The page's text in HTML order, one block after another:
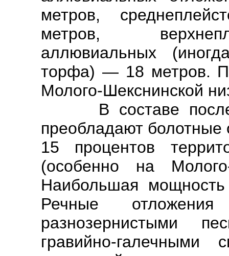
метров,
метров,
аллювиальных
торфа) — 18 метров.
Молого-Шекснинской
В составе
преобладают болотные
15 процентов
(особенно на
Наибольшая
Речные отложения
разнозернистыми
гравийно-